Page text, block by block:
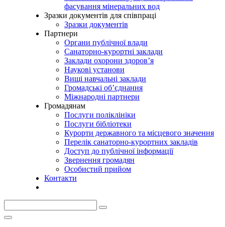
фасування мінеральних вод
Зразки документів для співпраці
Зразки документів
Партнери
Органи публічної влади
Санаторно-курортні заклади
Заклади охорони здоров’я
Наукові установи
Вищі навчальні заклади
Громадські об’єднання
Міжнародні партнери
Громадянам
Послуги поліклініки
Послуги бібліотеки
Курорти державного та місцевого значення
Перелік санаторно-курортних закладів
Доступ до публічної інформації
Звернення громадян
Особистий прийом
Контакти